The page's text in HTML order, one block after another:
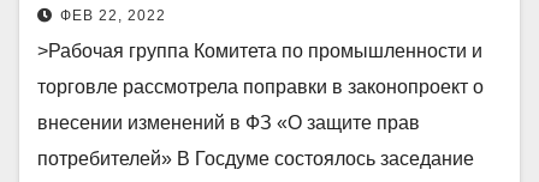
законопроект о внесении
изменений в ФЗ «О защите прав
потребителей»
ФЕВ 22, 2022
>Рабочая группа Комитета по промышленности и
торговле рассмотрела поправки в законопроект о
внесении изменений в ФЗ «О защите прав
потребителей» В Госдуме состоялось заседание